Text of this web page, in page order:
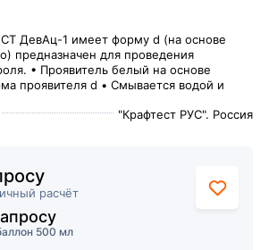
ДевАц-1 имеет форму d (на основе
предназначен для проведения
• Проявитель белый на основе
проявителя d • Смывается водой и
"Крафтест РУС". Россия
расчёт
500 мл